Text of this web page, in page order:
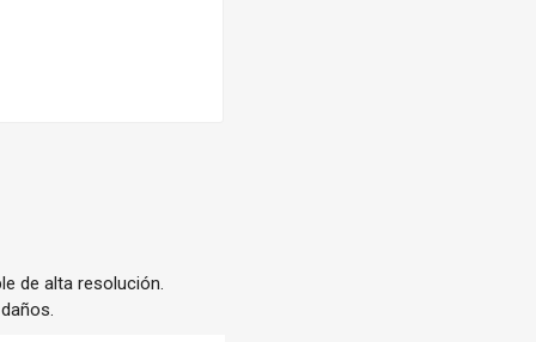
de alta resolución.